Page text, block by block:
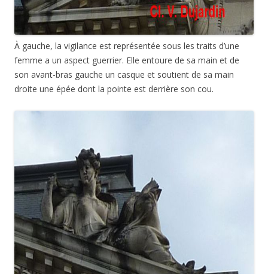
À gauche, la vigilance est représentée sous les traits d’une
femme a un aspect guerrier. Elle entoure de sa main et de
son avant-bras gauche un casque et soutient de sa main
droite une épée dont la pointe est derrière son cou.